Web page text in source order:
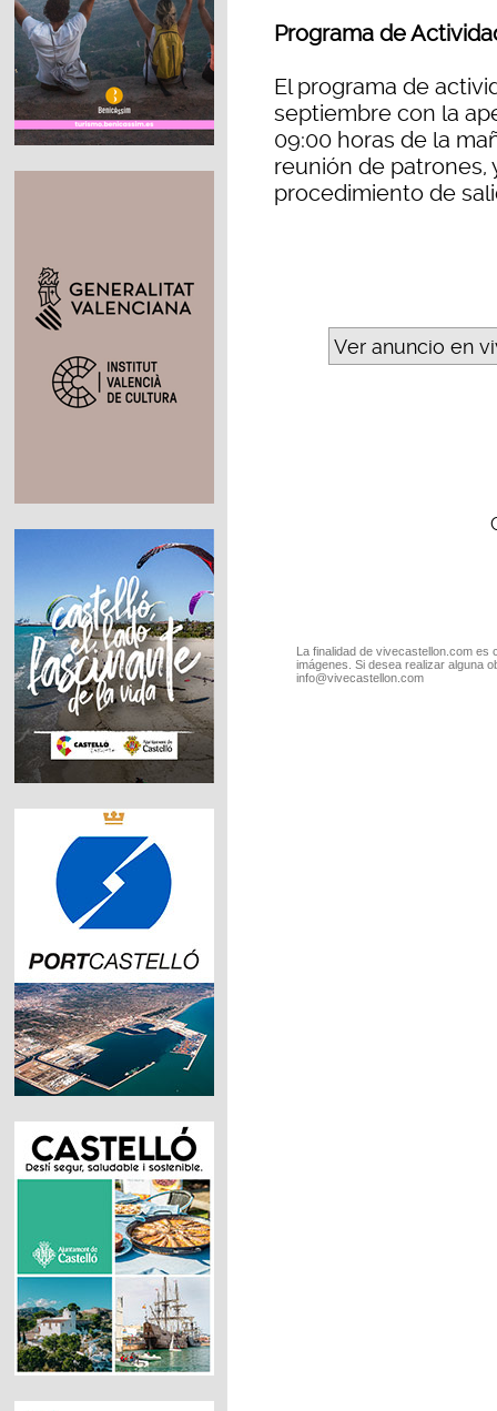
Programa de
El programa de
septiembre con la
09:00 horas de la
reunión de patrones,
procedimiento de
Ver anuncio en
La finalidad de vivecastellon.com
imágenes. Si desea realizar alguna
info@vivecastellon.com